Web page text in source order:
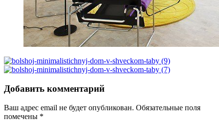
Добавить комментарий
Ваш адрес email не будет опубликован. Обязательные поля
помечены *